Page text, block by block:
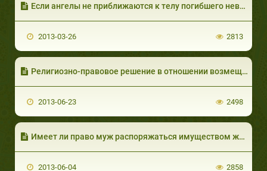
Если ангелы не приближаются к телу погибшего неверующего, то, как он будет спрошен в могиле?
2013-03-26 2813
Религиозно-правовое решение в отношении возмещения поста за умершего человека, если он нарушил пост по уважительной причине или без нее
2013-06-23 2498
Имеет ли право муж распоряжаться имуществом жены?
2013-06-04 2858